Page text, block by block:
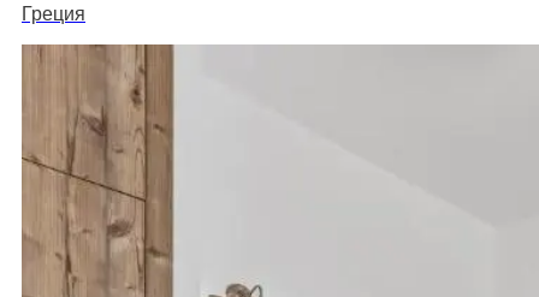
Греция